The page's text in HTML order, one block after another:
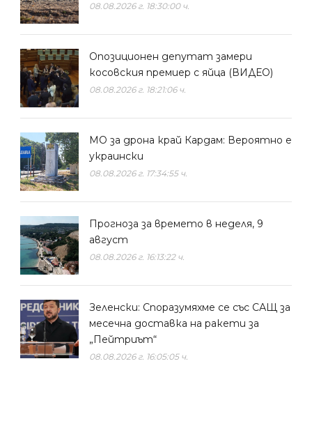
08.08.2026 г. 18:30:00 ч.
Опозиционен депутат замери
косовския премиер с яйца (ВИДЕО)
08.08.2026 г. 18:21:06 ч.
МО за дрона край Кардам: Вероятно е
украински
08.08.2026 г. 17:34:55 ч.
Прогноза за времето в неделя, 9
август
08.08.2026 г. 16:13:22 ч.
Зеленски: Споразумяхме се със САЩ за
месечна доставка на ракети за
„Пейтриът“
08.08.2026 г. 16:05:05 ч.